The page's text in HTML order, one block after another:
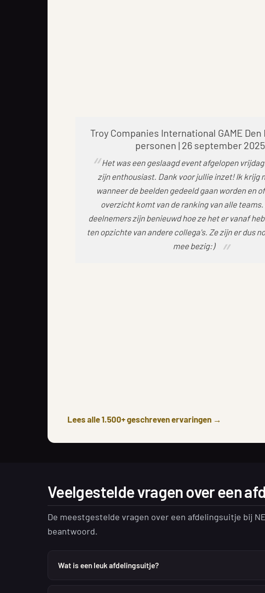
Troy Companies International GAME Den
personen | 26 september 2025
Het was een geslaagd event afgelopen
zijn enthousiast. Dank voor jullie inzet! Ik krijg
wanneer de beelden gedeeld gaan worden en
overzicht komt van de ranking van alle
deelnemers zijn benieuwd hoe ze het er vanaf
ten opzichte van andere collega's. Ze zijn er dus
mee bezig:)
Lees alle 1.500+ geschreven ervaringen →
Veelgestelde vragen over een
De meestgestelde vragen over een afdelingsuitje bij
beantwoord.
Wat is een leuk afdelingsuitje?